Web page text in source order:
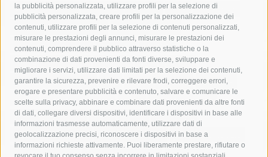
la pubblicità personalizzata, utilizzare profili per la selezione di
pubblicità personalizzata, creare profili per la personalizzazione dei
contenuti, utilizzare profili per la selezione di contenuti personalizzati,
misurare le prestazioni degli annunci, misurare le prestazioni dei
contenuti, comprendere il pubblico attraverso statistiche o la
combinazione di dati provenienti da fonti diverse, sviluppare e
migliorare i servizi, utilizzare dati limitati per la selezione dei contenuti,
garantire la sicurezza, prevenire e rilevare frodi, correggere errori,
erogare e presentare pubblicità e contenuto, salvare e comunicare le
scelte sulla privacy, abbinare e combinare dati provenienti da altre fonti
di dati, collegare diversi dispositivi, identificare i dispositivi in base alle
informazioni trasmesse automaticamente, utilizzare dati di
geolocalizzazione precisi, riconoscere i dispositivi in base a
informazioni richieste attivamente. Puoi liberamente prestare, rifiutare o
Asl Napoli 3 sud
capitaneria di porto capri
carabinieri
castellammare di stabia
circumvesuviana
comune di sorrento
concerto
contagi
costiera amalfitana
covid-19 eav
elezioni
fondazione sorrento
gori guardia costiera
incidente
lavori
lorenzo balducelli mare
massa lubrense
massimo coppola
Meta napoli
ordinanza
penisola sorrentina
piano di sorrento
polizia municipale
protezione civile
Regione Campania sant'agnello